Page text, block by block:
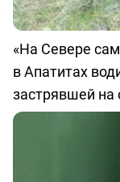
«На Севере
в Апатитах
застрявшей